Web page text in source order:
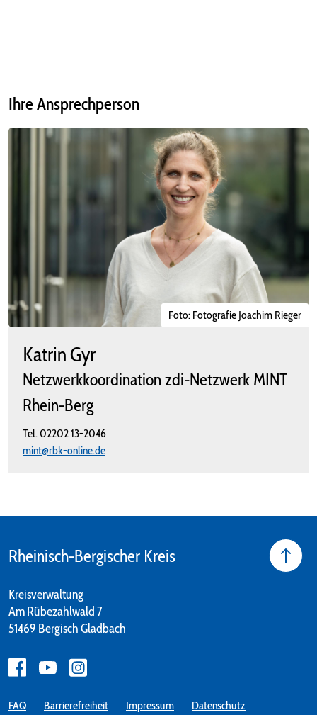
Ihre Ansprechperson
Katrin Gyr
Netzwerkkoordination zdi-Netzwerk MINT
Rhein-Berg
Tel.02202 13-2046
mint@rbk-online.de
Foto: Fotografie Joachim Rieger
Rheinisch-Bergischer Kreis
Kreisverwaltung
Am Rübezahlwald 7
51469 Bergisch Gladbach
FAQ Barrierefreiheit Impressum Datenschutz